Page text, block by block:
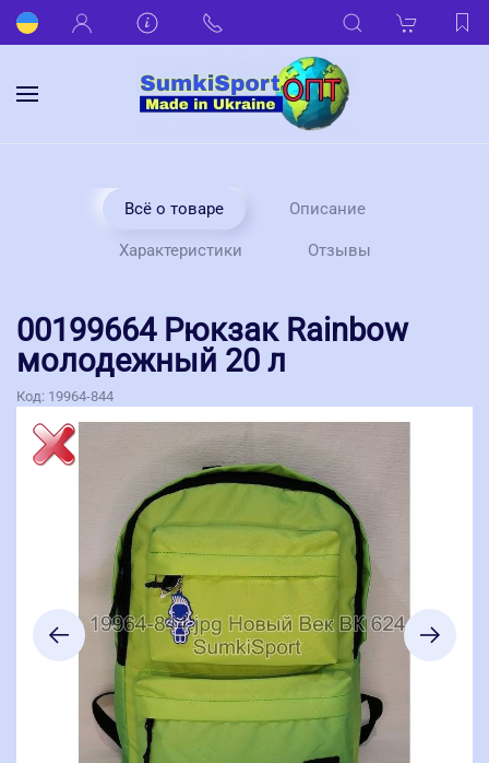
Всё о товаре Описание
Характеристики Отзывы
00199664 Рюкзак Rainbow
молодежный 20 л
Код: 19964-844